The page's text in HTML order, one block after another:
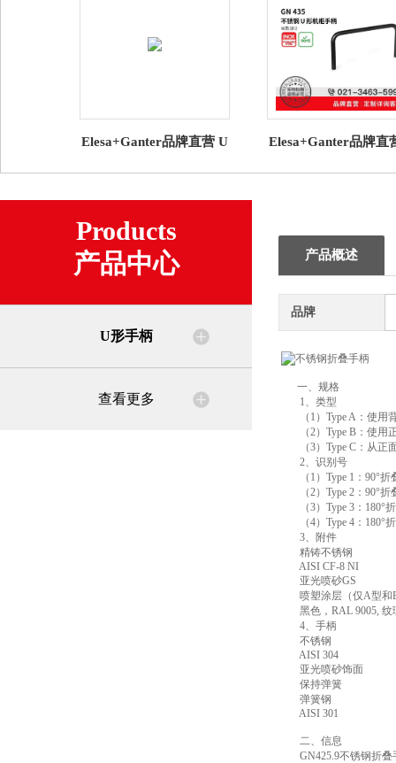
Elesa+Ganter品牌直营 U
高科技聚合体
Elesa+Ganter品牌直
形机柜手柄 长款
Products
产品中心
U形手柄
查看更多
产品概述
品牌
一、规格
1、类型
（1）Type A：使用
（2）Type B：使用
（3）Type C：从正
2、识别号
（1）Type 1：90°折
（2）Type 2：90°折
（3）Type 3：180°
（4）Type 4：180°
3、附件
精铸不锈钢
AISI CF-8 NI
亚光喷砂GS
喷塑涂层（仅A型和
黑色，RAL 9005, 纹
4、手柄
不锈钢
AISI 304
亚光喷砂饰面
保持弹簧
弹簧钢
AISI 301
二、信息
GN425.9不锈钢折叠